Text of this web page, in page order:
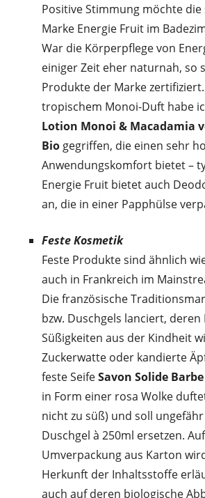
Positive Stimmung möchte
Marke Energie Fruit im
War die Körperpflege von
einiger Zeit eher naturnah, so
Produkte der Marke zertifiziert.
tropischem Monoi-Duft habe
Lotion Monoi & Macadamia
Bio gegriffen, die einen sehr
Anwendungskomfort bietet –
Energie Fruit bietet auch
an, die in einer Papphülse
Feste Kosmetik
Feste Produkte sind ähnlich
auch in Frankreich im
Die französische
bzw. Duschgels lanciert, deren
Süßigkeiten aus der Kindheit
Zuckerwatte oder kandierte
feste SeifeSavon Solide
in Form einer rosa Wolke
nicht zu süß) und soll ungefähr
Duschgel à 250ml ersetzen.
Umverpackung aus Karton
Herkunft der Inhaltsstoffe
auch auf deren biologische